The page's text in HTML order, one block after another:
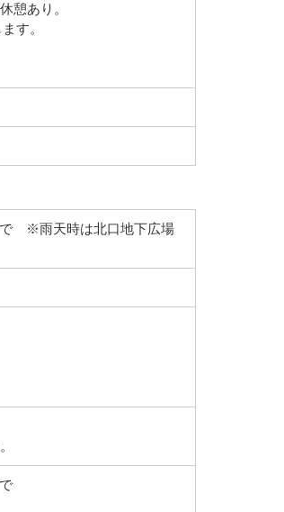
憩あり。
す。
で ※雨天時は北口地下広場